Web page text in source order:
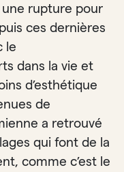
une rupture pour
ces dernières
le
dans la vie et
d’esthétique
de
a retrouvé
qui font de la
comme c’est le